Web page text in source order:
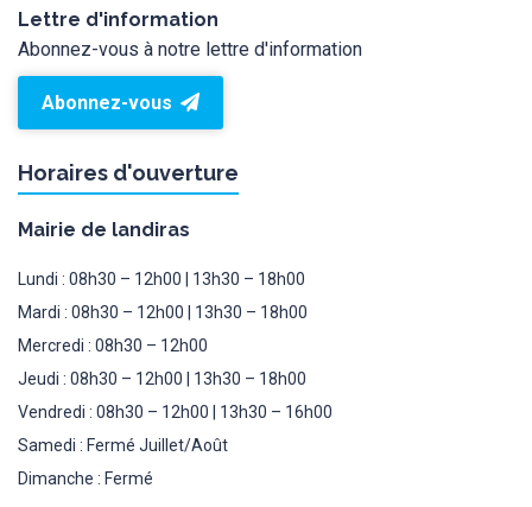
Lettre d'information
Abonnez-vous à notre lettre d'information
Abonnez-vous
Horaires d'ouverture
Mairie de landiras
Lundi : 08h30 – 12h00 | 13h30 – 18h00
Mardi : 08h30 – 12h00 | 13h30 – 18h00
Mercredi : 08h30 – 12h00
Jeudi : 08h30 – 12h00 | 13h30 – 18h00
Vendredi : 08h30 – 12h00 | 13h30 – 16h00
Samedi : Fermé Juillet/Août
Dimanche : Fermé